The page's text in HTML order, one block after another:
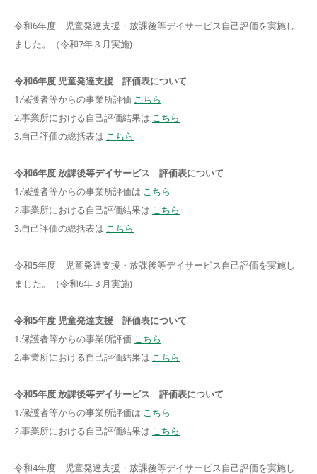
令和6年度 児童発達支援・放課後等デイサービス自己評価を実施し
ました。（令和7年３月実施)
令和6年度 児童発達支援 評価表について
1.保護者等からの事業所評価 こちら
2.事業所における自己評価結果は こちら
3.自己評価の総括表は こちら
令和6年度 放課後等デイサービス 評価表について
1.保護者等からの事業所評価は こちら
2.事業所における自己評価結果は こちら
3.自己評価の総括表は こちら
令和5年度 児童発達支援・放課後等デイサービス自己評価を実施し
ました。（令和6年３月実施)
令和5年度 児童発達支援 評価表について
1.保護者等からの事業所評価 こちら
2.事業所における自己評価結果は こちら
令和5年度 放課後等デイサービス 評価表について
1.保護者等からの事業所評価は こちら
2.事業所における自己評価結果は こちら
令和4年度 児童発達支援・放課後等デイサービス自己評価を実施し